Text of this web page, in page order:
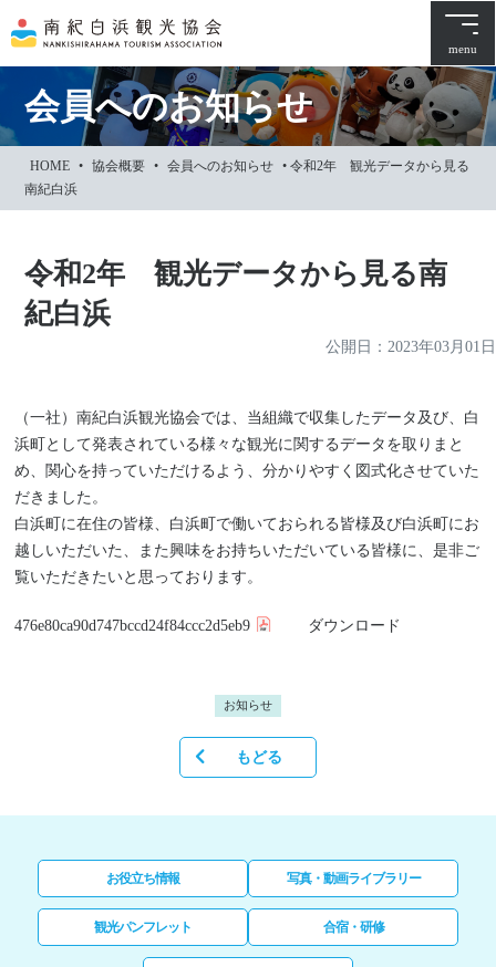
文
に
ッ
menu
会員へのお知らせ
HOME • 協会概要 • 会員へのお知らせ •令和2年 観光データから見る
南紀白浜
令和2年 観光データから見る南
紀白浜
公開日： 2023年03月01日
（一社）南紀白浜観光協会では、当組織で収集したデータ及び、白
浜町として発表されている様々な観光に関するデータを取りまと
め、関心を持っていただけるよう、分かりやすく図式化させていた
だきました。
白浜町に在住の皆様、白浜町で働いておられる皆様及び白浜町にお
越しいただいた、また興味をお持ちいただいている皆様に、是非ご
覧いただきたいと思っております。
476e80ca90d747bccd24f84ccc2d5eb9 ダウンロード
お知らせ
もどる
お役立ち情報 写真・動画ライブラリー
観光パンフレット 合宿・研修